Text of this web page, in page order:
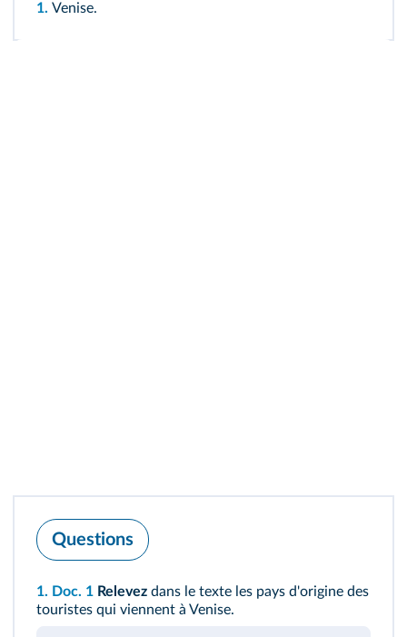
1. Venise.
Questions
1. Doc. 1 Relevez dans le texte les pays d'origine des
touristes qui viennent à Venise.